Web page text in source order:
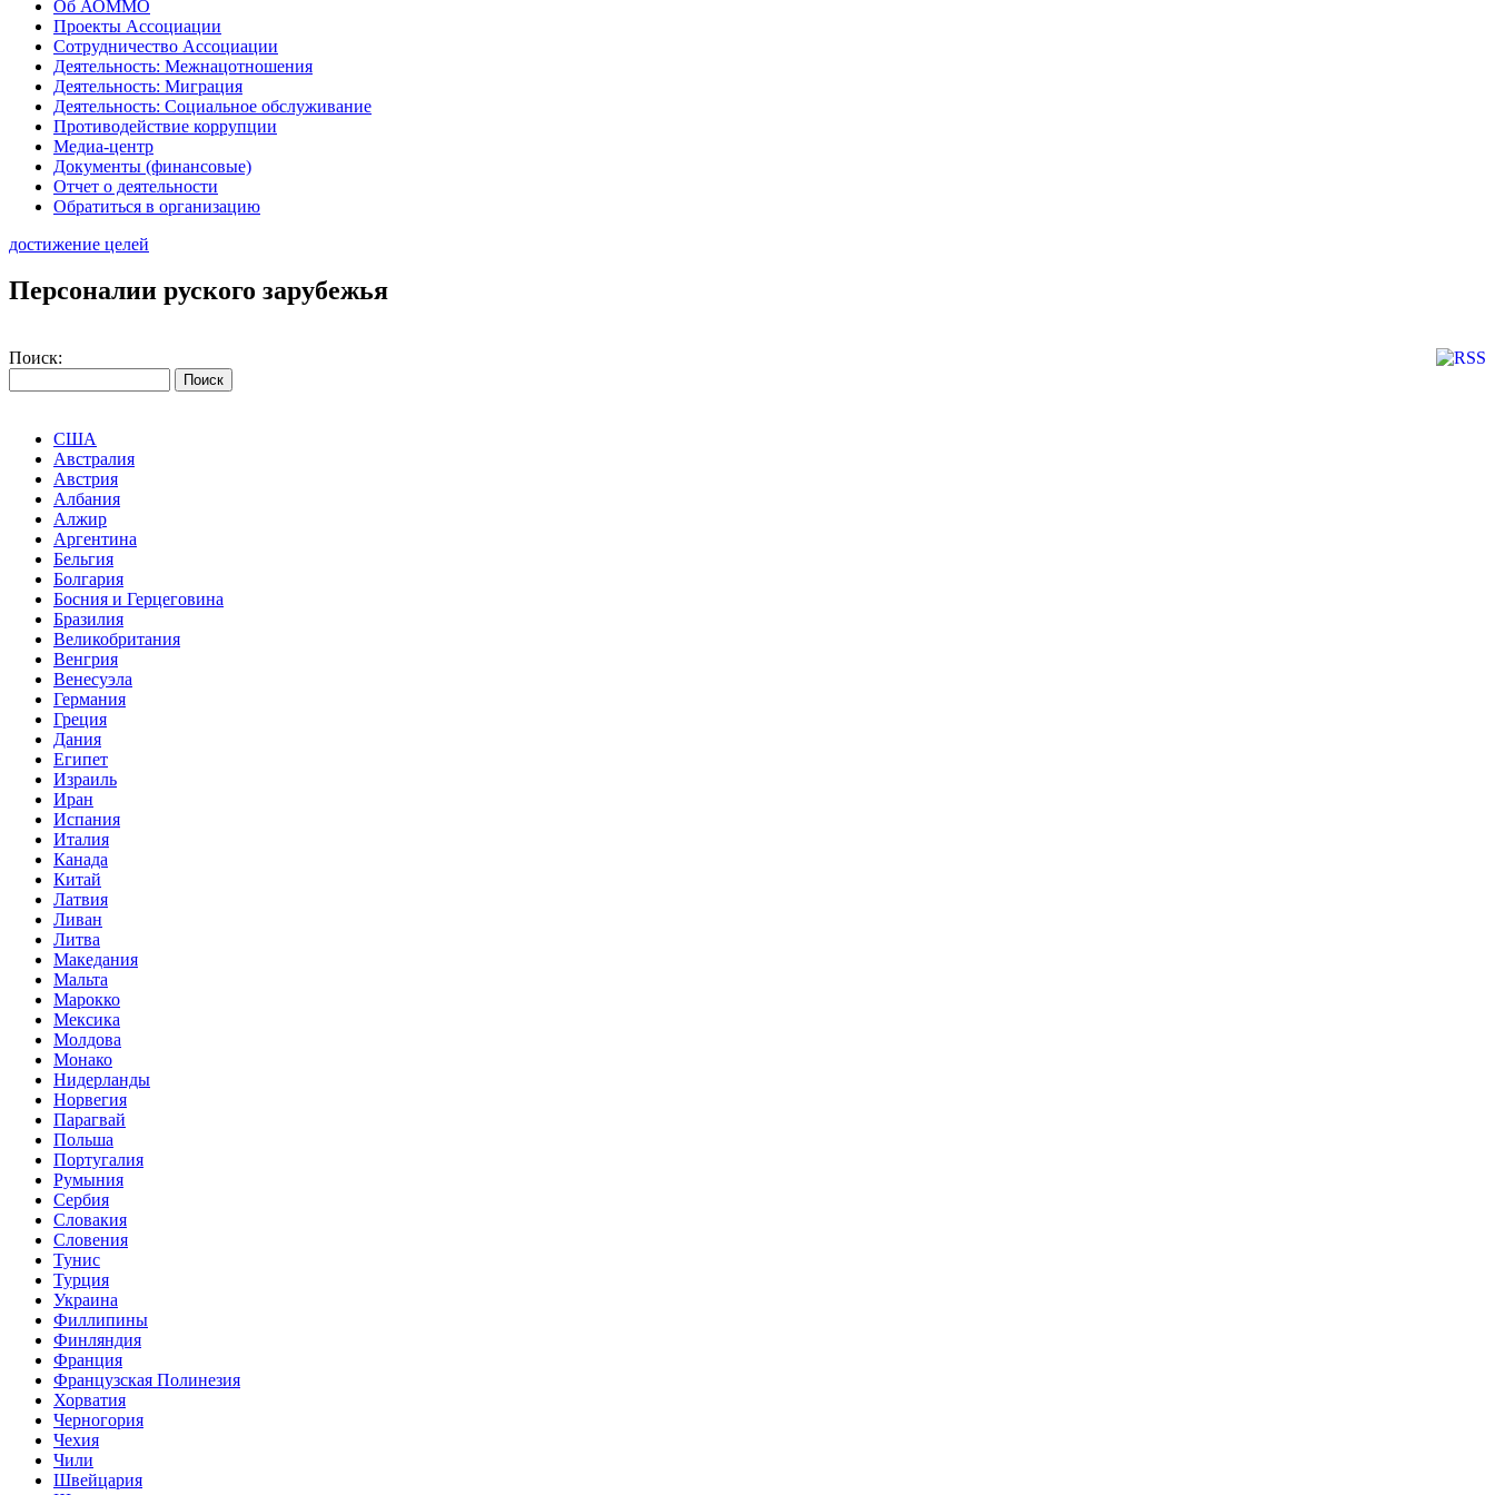
Об АОММО
Проекты Ассоциации
Сотрудничество Ассоциации
Деятельность: Межнацотношения
Деятельность: Миграция
Деятельность: Социальное обслуживание
Противодействие коррупции
Медиа-центр
Документы (финансовые)
Отчет о деятельности
Обратиться в организацию
достижение целей
Персоналии руского зарубежья
Поиск:
США
Австралия
Австрия
Албания
Алжир
Аргентина
Бельгия
Болгария
Босния и Герцеговина
Бразилия
Великобритания
Венгрия
Венесуэла
Германия
Греция
Дания
Египет
Израиль
Иран
Испания
Италия
Канада
Китай
Латвия
Ливан
Литва
Македания
Мальта
Марокко
Мексика
Молдова
Монако
Нидерланды
Норвегия
Парагвай
Польша
Португалия
Румыния
Сербия
Словакия
Словения
Тунис
Турция
Украина
Филлипины
Финляндия
Франция
Французская Полинезия
Хорватия
Черногория
Чехия
Чили
Швейцария